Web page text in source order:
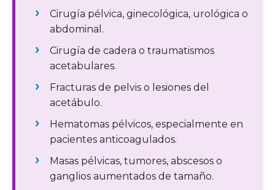
Cirugía pélvica, ginecológica, urológica o
abdominal.
Cirugía de cadera o traumatismos
acetabulares.
Fracturas de pelvis o lesiones del
acetábulo.
Hematomas pélvicos, especialmente en
pacientes anticoagulados.
Masas pélvicas, tumores, abscesos o
ganglios aumentados de tamaño.